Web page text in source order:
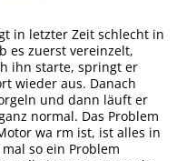
in letzter Zeit schlecht in
es zuerst vereinzelt,
ihn starte, springt er
wieder aus. Danach
und dann läuft er
normal. Das Problem
wa rm ist, ist alles in
so ein Problem